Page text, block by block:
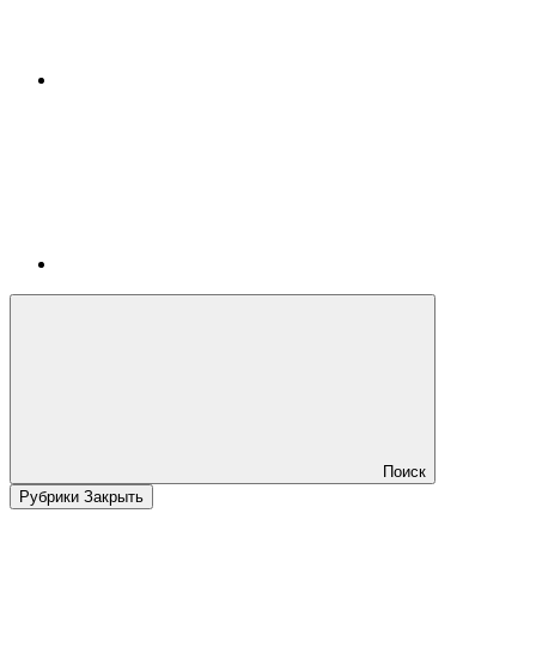
Поиск
Рубрики Закрыть